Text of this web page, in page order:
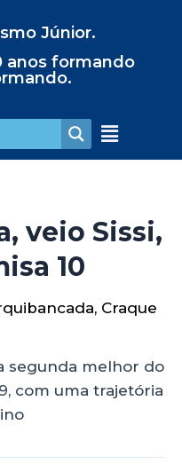
Júnior.
anos formando
veio Sissi,
10
, Craque
segunda melhor do
com uma trajetória